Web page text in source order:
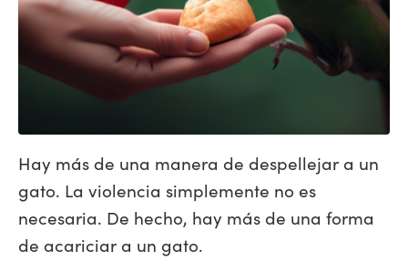
Hay más de una manera de despellejar a un
gato. La violencia simplemente no es
necesaria. De hecho, hay más de una forma
de acariciar a un gato.